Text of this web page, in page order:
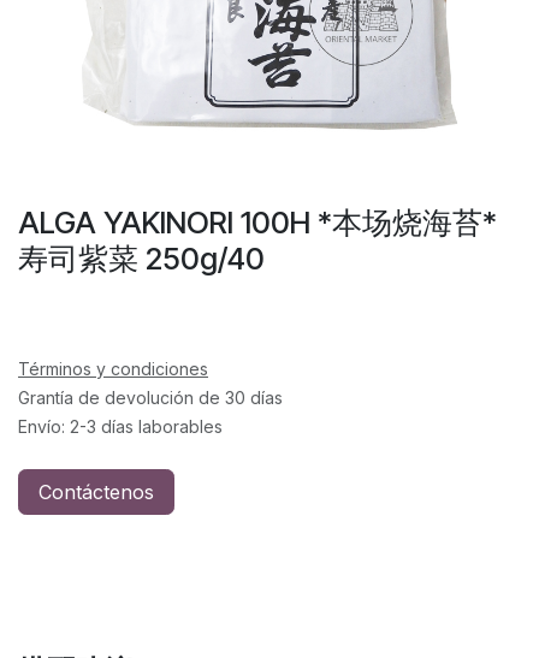
ALGA YAKINORI 100H *本场烧海苔*
寿司紫菜 250g/40
Términos y condiciones
Grantía de devolución de 30 días
Envío: 2-3 días laborables
Contáctenos